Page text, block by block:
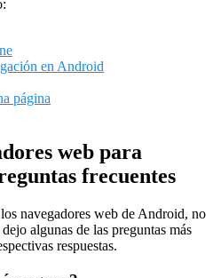
en Android
página
web para
frecuentes
navegadores web de Android, no
algunas de las preguntas más
respuestas.